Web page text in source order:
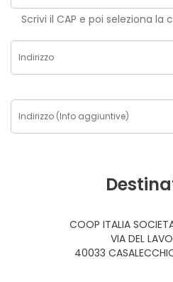
Scrivi il CAP e poi seleziona la
COOP ITALIA
VIA DEL
40033